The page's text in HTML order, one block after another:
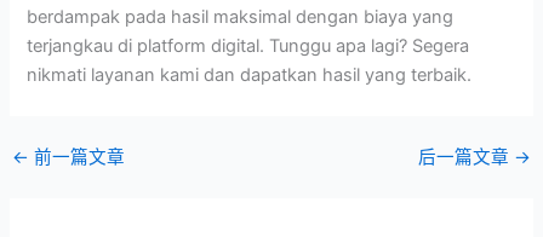
berdampak pada hasil maksimal dengan biaya yang
terjangkau di platform digital. Tunggu apa lagi? Segera
nikmati layanan kami dan dapatkan hasil yang terbaik.
← 前一篇文章 后一篇文章 →